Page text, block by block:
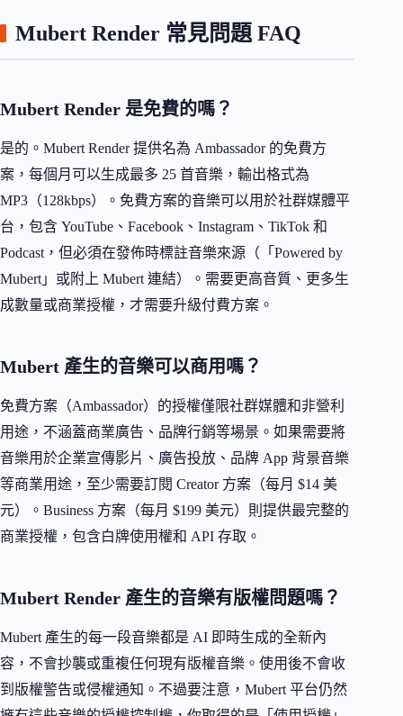
Mubert Render 常見問題 FAQ
Mubert Render 是免費的嗎？
是的。Mubert Render 提供名為 Ambassador 的免費方
案，每個月可以生成最多 25 首音樂，輸出格式為
MP3（128kbps）。免費方案的音樂可以用於社群媒體平
台，包含 YouTube、Facebook、Instagram、TikTok 和
Podcast，但必須在發佈時標註音樂來源（「Powered by
Mubert」或附上 Mubert 連結）。需要更高音質、更多生
成數量或商業授權，才需要升級付費方案。
Mubert 產生的音樂可以商用嗎？
免費方案（Ambassador）的授權僅限社群媒體和非營利
用途，不涵蓋商業廣告、品牌行銷等場景。如果需要將
音樂用於企業宣傳影片、廣告投放、品牌 App 背景音樂
等商業用途，至少需要訂閱 Creator 方案（每月 $14 美
元）。Business 方案（每月 $199 美元）則提供最完整的
商業授權，包含白牌使用權和 API 存取。
Mubert Render 產生的音樂有版權問題嗎？
Mubert 產生的每一段音樂都是 AI 即時生成的全新內
容，不會抄襲或重複任何現有版權音樂。使用後不會收
到版權警告或侵權通知。不過要注意，Mubert 平台仍然